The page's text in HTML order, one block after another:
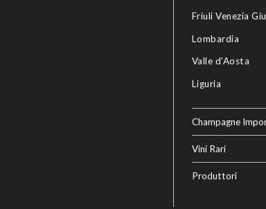
Friuli Venezia
Lombardia
Valle d’Aosta
Liguria
Champagne
Vini Rari
Produttori